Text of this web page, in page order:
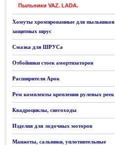
Пыльники VAZ. LADA.
Хомуты хромированные для пыльников
защитных шрус
Смазка для ШРУСа
Отбойники стоек амортизаторов
Расширители Арок
Рем комплекты крепления рулевых реек
Квадроциклы, снегоходы
Изделия для лодочных моторов
Манжеты, сальники, уплотнительные